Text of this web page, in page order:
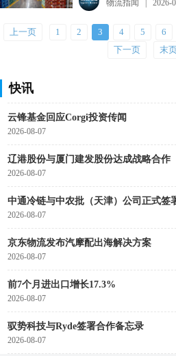
物流指闻 2026-
上一页 1 2 3 4 5 6
下一页
末
快讯
2026-08-07
中物流制造业供应链集成服务综合体项
2026-08-07
云锋基金回应Corgi投资传闻
2026-08-07
辽港股份与厦门建发股份达成战略合作
2026-08-07
中通冷链与中农批（天津）公司正式签
2026-08-07
京东物流发布汽摩配出海解决方案
2026-08-07
前7个月进出口增长17.3%
2026-08-07
驭势科技与Ryde签署合作备忘录
2026-08-07